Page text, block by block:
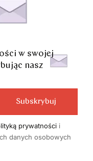
w swojej
nasz
prywatności i
danych osobowych
Subskrybuj